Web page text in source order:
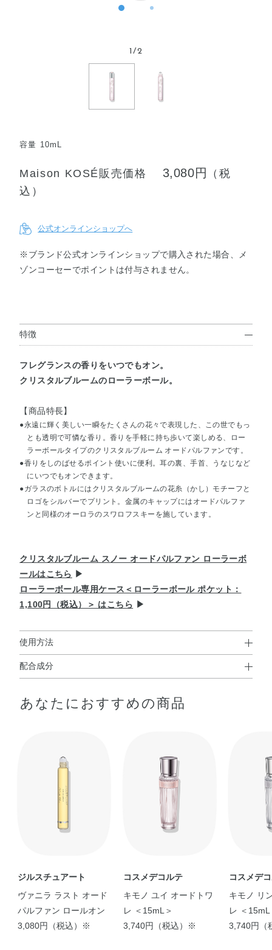
1/2
容量 10mL
Maison KOSÉ販売価格 3,080円
（税
込）
公式オンラインショップへ
※ブランド公式オンラインショップで購入された場合、メ
ゾンコーセーでポイントは付与されません。
特徴
フレグランスの香りをいつでもオン。
クリスタルブルームのローラーボール。
【商品特長】
●永遠に輝く美しい一瞬をたくさんの花々で表現した、この世でもっ
とも透明で可憐な香り。香りを手軽に持ち歩いて楽しめる、ロー
ラーボールタイプのクリスタルブルーム オードパルファンです。
●香りをしのばせるポイント使いに便利。耳の裏、手首、うなじなど
にいつでもオンできます。
●ガラスのボトルにはクリスタルブルームの花糸（かし）モチーフと
ロゴをシルバーでプリント。金属のキャップにはオードパルファ
ンと同様のオーロラのスワロフスキーを施しています。
クリスタルブルーム スノー オードパルファン ローラーボ
ールはこちら ▶
ローラーボール専用ケース＜ローラーボール ポケット：
1,100円（税込）＞ はこちら ▶
使用方法
使用方法
す。
配合成分
あなたにおすすめの商品
ジルスチュアート
ヴァニラ ラスト オード
パルファン ロールオン
3,080円（税込）※
コスメデコルテ
キモノ ユイ オードトワ
レ ＜15mL＞
3,740円（税込）※
コスメデ
キモノ リ
レ ＜15mL
3,740円（